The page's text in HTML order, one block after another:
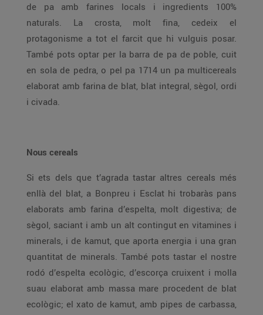
de pa amb farines locals i ingredients 100%
naturals. La crosta, molt fina, cedeix el
protagonisme a tot el farcit que hi vulguis posar.
També pots optar per la barra de pa de poble, cuit
en sola de pedra, o pel pa 1714 un pa multicereals
elaborat amb farina de blat, blat integral, sègol, ordi
i civada.
Nous cereals
Si ets dels que t’agrada tastar altres cereals més
enllà del blat, a Bonpreu i Esclat hi trobaràs pans
elaborats amb farina d’espelta, molt digestiva; de
sègol, saciant i amb un alt contingut en vitamines i
minerals, i de kamut, que aporta energia i una gran
quantitat de minerals. També pots tastar el nostre
rodó d’espelta ecològic, d’escorça cruixent i molla
suau elaborat amb massa mare procedent de blat
ecològic; el xato de kamut, amb pipes de carbassa,